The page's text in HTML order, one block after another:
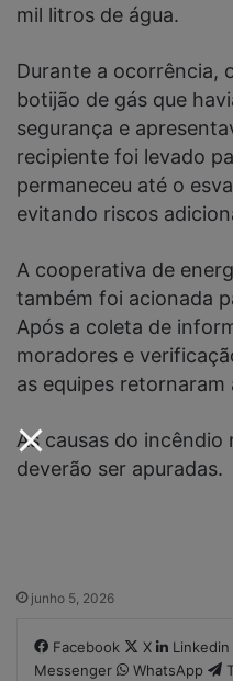
mil litros de água.
Durante a ocorrência,
botijão de gás que
segurança e
recipiente foi levado
permaneceu até o
evitando riscos
A cooperativa de
também foi acionada
Após a coleta de
moradores e
as equipes
As causas do
deverão ser apuradas.
junho 5, 2026
Facebook X Linkedin
Messenger
WhatsApp